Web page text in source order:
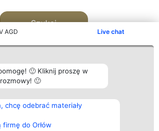
AGD Live chat
🙂 Kliknij proszę w
🙂
chcę odebrać materiały
firmę do Orłów
Szukaj
o.
Plebiscyt
Laureaci
wszystkich
Laureatów
Kontakt
Kontakt